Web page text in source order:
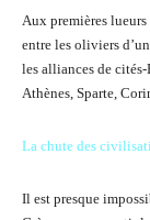
Aux premières
entre les oliviers
les alliances de
Athènes, Sparte,
La chute des
Il est presque